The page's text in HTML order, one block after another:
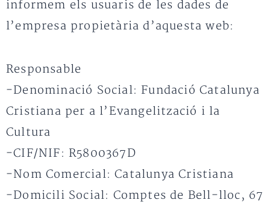
informem els usuaris de les dades de
l’empresa propietària d’aquesta web:
Responsable
-Denominació Social: Fundació Catalunya
Cristiana per a l’Evangelització i la
Cultura
-CIF/NIF: R5800367D
-Nom Comercial: Catalunya Cristiana
-Domicili Social: Comptes de Bell-lloc, 67